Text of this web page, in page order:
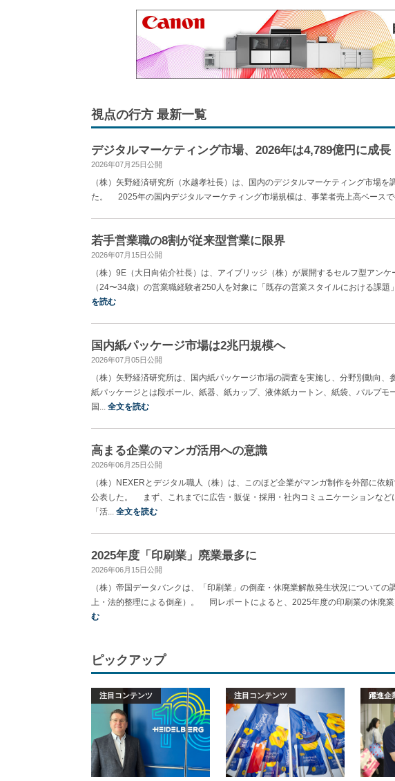
視点の行方 最新一覧
デジタルマーケティング市場、2026年は4,789億円に成長
2026年07月25日公開
（株）矢野経済研究所（水越孝社長）は、国内のデジタルマーケティング市場
た。 2025年の国内デジタルマーケティング市場規模は、事業者売上高ベース
若手営業職の8割が従来型営業に限界
2026年07月15日公開
（株）9E（大日向佑介社長）は、アイブリッジ（株）が展開するセルフ型アン
（24〜34歳）の営業職経験者250人を対象に「既存の営業スタイルにおける課
を読む
国内紙パッケージ市場は2兆円規模へ
2026年07月05日公開
（株）矢野経済研究所は、国内紙パッケージ市場の調査を実施し、分野別動向
紙パッケージとは段ボール、紙器、紙カップ、液体紙カートン、紙袋、パルプ
国... 全文を読む
高まる企業のマンガ活用への意識
2026年06月25日公開
（株）NEXERとデジタル職人（株）は、このほど企業がマンガ制作を外部に依
公表した。 まず、これまでに広告・販促・採用・社内コミュニケーションなど
「活... 全文を読む
2025年度「印刷業」廃業最多に
2026年06月15日公開
（株）帝国データバンクは、「印刷業」の倒産・休廃業解散発生状況について
上・法的整理による倒産）。 同レポートによると、2025年度の印刷業の休廃
む
ピックアップ
注目コンテンツ 注目コンテンツ 躍進企